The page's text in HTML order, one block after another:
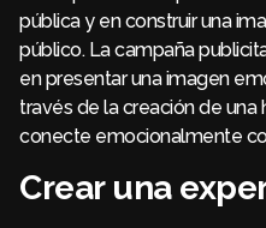
pública y en construir una
público. La campaña
en presentar una imagen
través de la creación de una
conecte emocionalmente
Crear una